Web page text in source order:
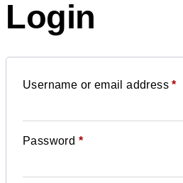
Login
Username or email address*
Password *